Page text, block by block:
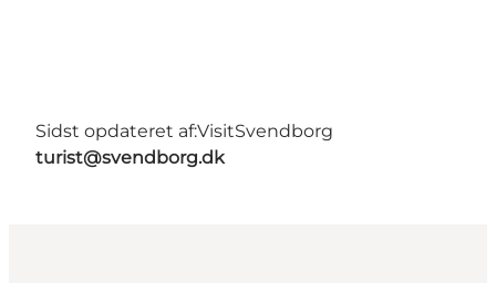
Sidst opdateret af:VisitSvendborg
turist@svendborg.dk